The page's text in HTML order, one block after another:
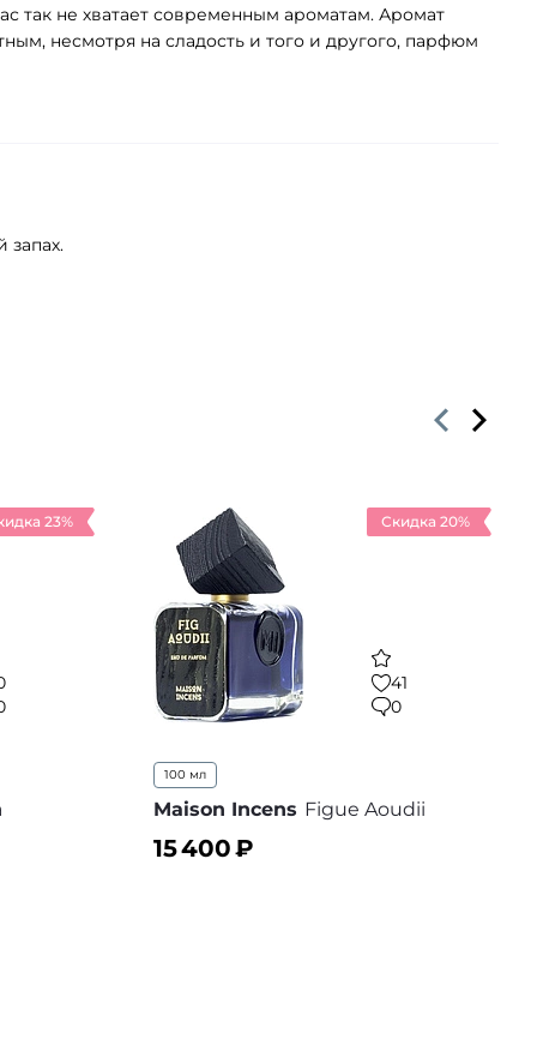
так не хватает современным ароматам. Аромат
несмотря на сладость и того и другого, парфюм
23% Скидка 20%
41
0
100 мл
Maison Incens Figue Aoudii
15 400₽